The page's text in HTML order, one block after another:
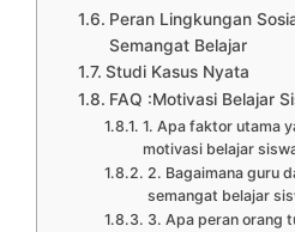
Peran Lingkungan
Semangat Belajar
Studi Kasus Nyata
FAQ :Motivasi Belajar
1. Apa faktor utama
motivasi belajar
2. Bagaimana guru
semangat belajar
3. Apa peran orang